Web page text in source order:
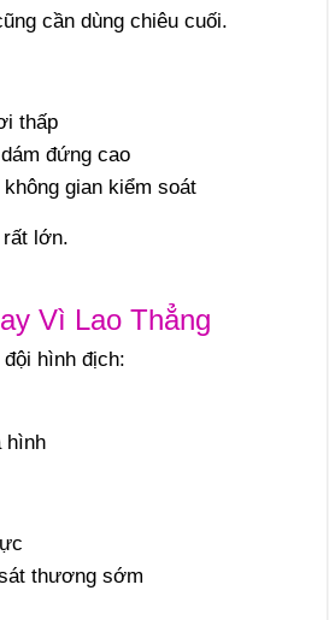
cần dùng chiêu cuối.
thấp
đứng cao
gian kiểm soát
lớn.
Vì Lao Thẳng
hình địch:
hình
thương sớm